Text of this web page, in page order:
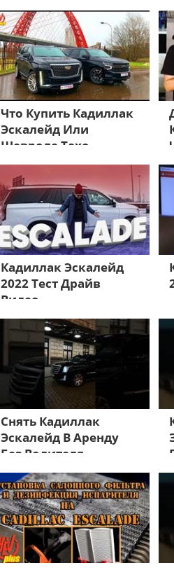
Что Купить Кадиллак
Эскалейд Или
Шевроле Тахо
Кадиллак Эскалейд
2022 Тест Драйв
Видео
Снять Кадиллак
Эскалейд В Аренду
Без Водителя